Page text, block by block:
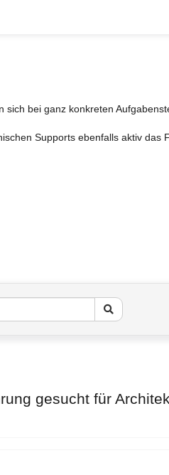
bei ganz konkreten
Supports ebenfalls aktiv das
gesucht für